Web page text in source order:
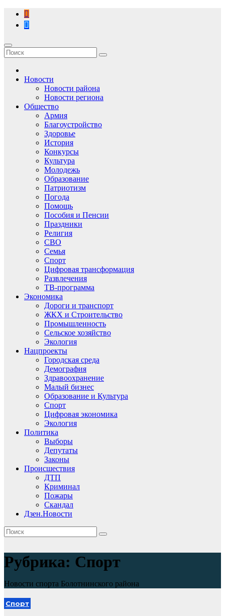
Перейти
содержимому
Новости
Новости района
Новости региона
Общество
Армия
Благоустройство
Здоровье
История
Конкурсы
Культура
Молодежь
Образование
Патриотизм
Погода
Помощь
Пособия и Пенсии
Праздники
Религия
СВО
Семья
Спорт
Цифровая трансформация
Развлечения
ТВ-программа
Экономика
Дороги и транспорт
ЖКХ и Строительство
Промышленность
Сельское хозяйство
Экология
Нацпроекты
Городская среда
Демография
Здравоохранение
Малый бизнес
Образование и Культура
Спорт
Цифровая экономика
Экология
Политика
Выборы
Депутаты
Законы
Происшествия
ДТП
Криминал
Пожары
Скандал
Дзен.Новости
Рубрика: Спорт
Новости спорта Болотнинского района
Спорт